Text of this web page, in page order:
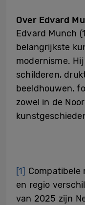
Over Edvard
Edvard Munch
belangrijkste
modernisme.
schilderen,
beeldhouwen,
zowel in de
[1] Compatibele
en regio
van 2025 zijn